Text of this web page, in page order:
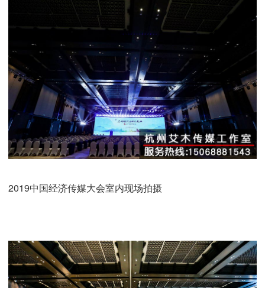
2019中国经济传媒大会室内现场拍摄